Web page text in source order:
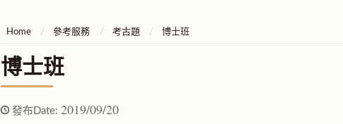
Home 參考服務 考古題 博士班
博士班
發布Date: 2019/09/20